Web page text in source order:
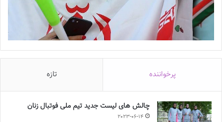
پرخواننده تازه
چالش هاى ليست جدید تيم ملى فوتبال زنان
2023-06-14